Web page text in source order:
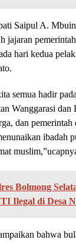
Saipul A.
jajaran
hari kedua
semua hadir
Wanggarasi dan
dan pemerintah
ibadah
Bolmong
Ilegal di Desa
bahwa